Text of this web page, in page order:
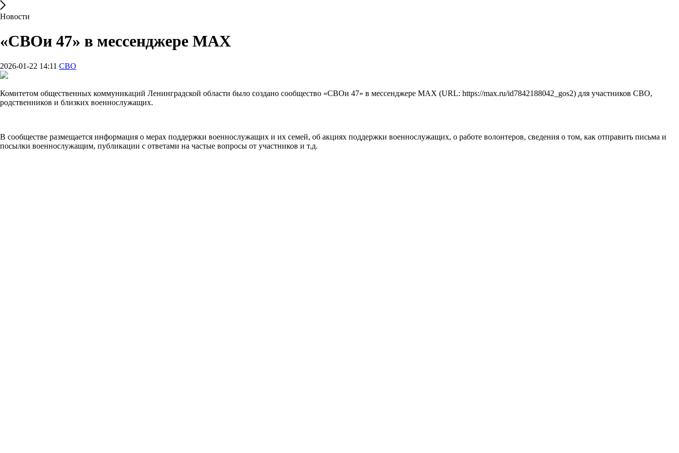
Новости
«СВОи 47» в мессенджере MAX
2026-01-22 14:11 СВО
Комитетом общественных коммуникаций Ленинградской области было создано сообщество «СВОи 47» в мессенджере MAX (URL: https://max.ru/id7842188042_gos2) для участников СВО,
родственников и близких военнослужащих.
В сообществе размещается информация о мерах поддержки военнослужащих и их семей, об акциях поддержки военнослужащих, о работе волонтеров, сведения о том, как отправить письма и
посылки военнослужащим, публикации с ответами на частые вопросы от участников и т.д.